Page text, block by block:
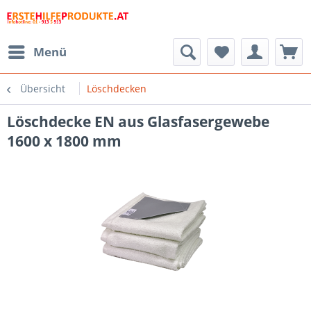
Menü
Übersicht Löschdecken
Löschdecke EN aus Glasfasergewebe
1600 x 1800 mm